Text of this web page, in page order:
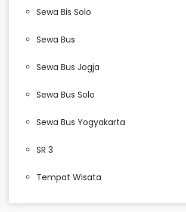
Sewa Bis Solo
Sewa Bus
Sewa Bus Jogja
Sewa Bus Solo
Sewa Bus Yogyakarta
SR 3
Tempat Wisata